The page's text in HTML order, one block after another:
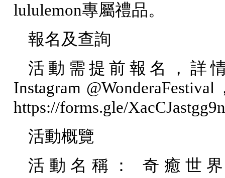
lululemon專屬禮品。
報名及查詢
活動需提前報名，詳
Instagram @WonderaFestival
https://forms.gle/
活動概覽
活動名稱： 奇癒世